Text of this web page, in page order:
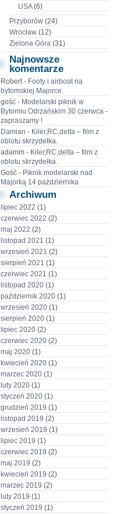
USA(6)
Przyborów (24)
Wrocław (12)
Zielona Góra (31)
Najnowsze
komentarze
Robert- Footy i airboat na
bytomskiej Majorce.
gość - Modelarski piknik w
Bytomiu Odrzańskim 30 czerwca -
zapraszamy !
Damian - Kiler,RC,delta – film z
oblotu skrzydełka.
adamm - Kiler,RC,delta – film z
oblotu skrzydełka.
Gość - Piknik modelarski nad
Majorką 14 października
Archiwum
lipiec 2022 (1)
czerwiec 2022 (2)
maj 2022 (2)
listopad 2021 (1)
wrzesień 2021 (2)
sierpień 2021 (1)
czerwiec 2021 (1)
listopad 2020 (1)
październik 2020 (1)
wrzesień 2020 (1)
sierpień 2020 (1)
lipiec 2020 (2)
czerwiec 2020 (2)
maj 2020 (1)
kwiecień 2020 (1)
marzec 2020 (1)
luty 2020 (1)
styczeń 2020 (1)
grudzień 2019 (1)
listopad 2019 (2)
wrzesień 2019 (1)
lipiec 2019 (1)
czerwiec 2019 (2)
maj 2019 (2)
kwiecień 2019 (2)
marzec 2019 (2)
luty 2019 (1)
styczeń 2019 (1)